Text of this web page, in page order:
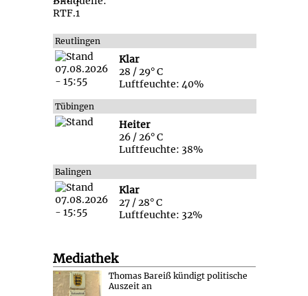
Reutlingen
Klar
28 / 29° C
Luftfeuchte: 40%
Tübingen
Heiter
26 / 26° C
Luftfeuchte: 38%
Balingen
Klar
27 / 28° C
Luftfeuchte: 32%
Mediathek
Thomas Bareiß kündigt politische
Auszeit an